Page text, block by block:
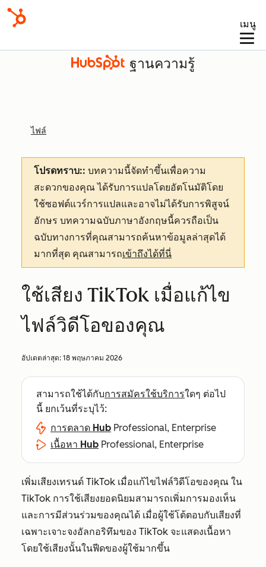
เมนู
ฐานความรู้
ไฟล์
โปรดทราบ:: บทความนี้จัดทำขึ้นเพื่อความ
สะดวกของคุณได้รับการแปลโดยอัตโนมัติโดย
ใช้ซอฟต์แวร์การแปลและอาจไม่ได้รับการพิสูจน์
อักษร บทความฉบับภาษาอังกฤษนี้ควรถือเป็น
ฉบับทางการที่คุณสามารถค้นหาข้อมูลล่าสุดได้
มากที่สุด คุณสามารถเข้าถึงได้ที่นี่
ใช้เสียง TikTok เมื่อแก้ไข
ไฟล์วิดีโอของคุณ
อัปเดตล่าสุด: 18 พฤษภาคม 2026
สามารถใช้ได้กับการสมัครใช้บริการใดๆ ต่อไป
นี้ ยกเว้นที่ระบุไว้:
การตลาด Hub Professional, Enterprise
เนื้อหา Hub Professional, Enterprise
เพิ่มเสียงเทรนด์ TikTok เมื่อแก้ไขไฟล์วิดีโอของคุณ ใน
TikTok การใช้เสียงยอดนิยมสามารถเพิ่มการมองเห็น
และการมีส่วนร่วมของคุณได้ เมื่อผู้ใช้โต้ตอบกับเสียงที่
เฉพาะเจาะจงอัลกอริทึมของ TikTok จะแสดงเนื้อหา
โดยใช้เสียงนั้นในฟีดของผู้ใช้มากขึ้น